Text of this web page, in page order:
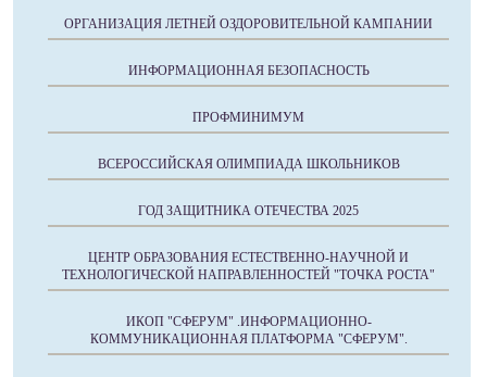
ОРГАНИЗАЦИЯ ЛЕТНЕЙ ОЗДОРОВИТЕЛЬНОЙ КАМПАНИИ
ИНФОРМАЦИОННАЯ БЕЗОПАСНОСТЬ
ПРОФМИНИМУМ
ВСЕРОССИЙСКАЯ ОЛИМПИАДА ШКОЛЬНИКОВ
ГОД ЗАЩИТНИКА ОТЕЧЕСТВА 2025
ЦЕНТР ОБРАЗОВАНИЯ ЕСТЕСТВЕННО-НАУЧНОЙ И
ТЕХНОЛОГИЧЕСКОЙ НАПРАВЛЕННОСТЕЙ "ТОЧКА РОСТА"
ИКОП "СФЕРУМ" .ИНФОРМАЦИОННО-
КОММУНИКАЦИОННАЯ ПЛАТФОРМА "СФЕРУМ".